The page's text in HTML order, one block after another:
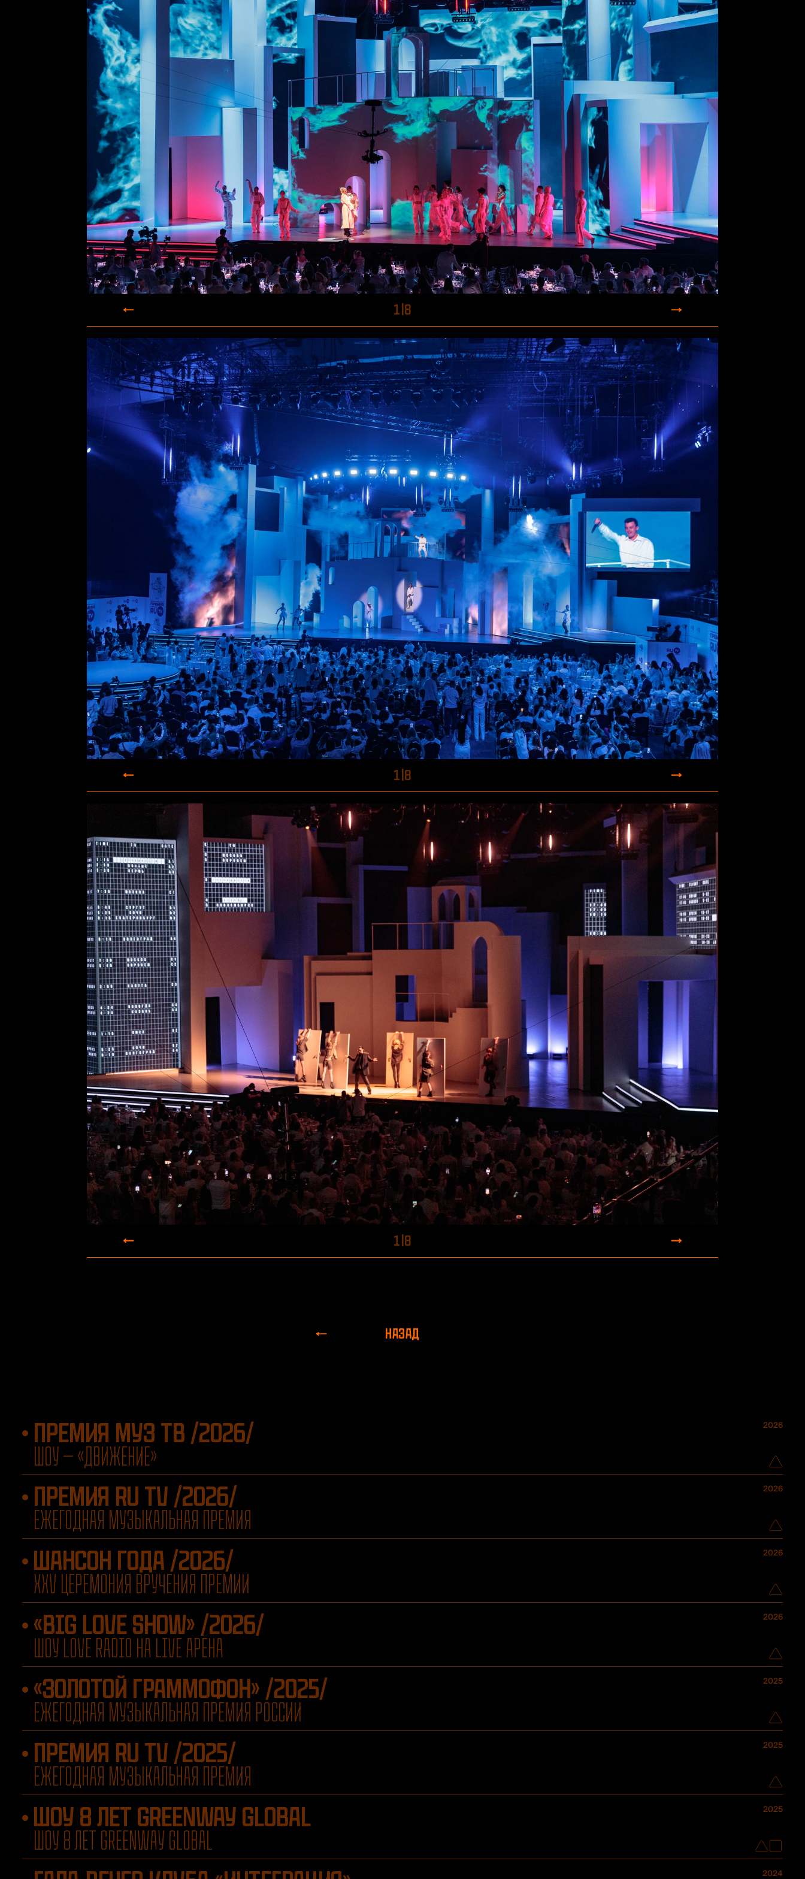
1 8
1 8
1 8
НАЗАД
ПРЕМИЯ МУЗ ТВ /2026/
ШОУ — «ДВИЖЕНИЕ»
2026
ПРЕМИЯ RU TV /2026/
ЕЖЕГОДНАЯ МУЗЫКАЛЬНАЯ ПРЕМИЯ
2026
ШАНСОН ГОДА /2026/
XXV ЦЕРЕМОНИЯ ВРУЧЕНИЯ ПРЕМИИ
2026
«BIG LOVE SHOW» /2026/
ШОУ LOVE RADIO НА LIVE АРЕНА
2026
«ЗОЛОТОЙ ГРАММОФОН» /2025/
ЕЖЕГОДНАЯ МУЗЫКАЛЬНАЯ ПРЕМИЯ РОССИИ
2025
ПРЕМИЯ RU TV /2025/
ЕЖЕГОДНАЯ МУЗЫКАЛЬНАЯ ПРЕМИЯ
2025
ШОУ 8 ЛЕТ GREENWAY GLOBAL
ШОУ 8 ЛЕТ GREENWAY GLOBAL
2025
2024